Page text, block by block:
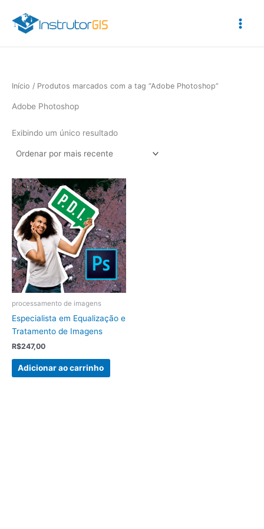
para
conteúdo
Início / Produtos marcados com a tag “Adobe Photoshop”
Adobe Photoshop
Exibindo um único resultado
processamento de imagens
Especialista em Equalização e
Tratamento de Imagens
R$247,00
Adicionar ao carrinho